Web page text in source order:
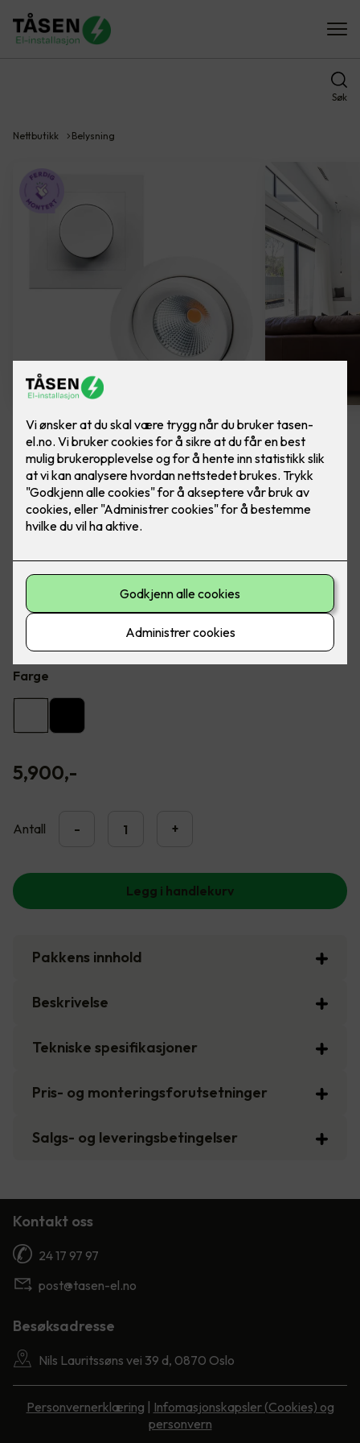
Søk
Nettbutikk Belysning
4 stk hvite LED downlights
rehab inkl. LED dimmer
Ferdig montert - Junistar ECO 2700 m/ LED
Flott LED downlight med 42 graders spredning og 30
graders vipp i to retninger til innendørs bruke, inkl. LED
dimmer. Inkludert montering.
Farge
5,900,-
Antall - +
Legg i handlekurv
Pakkens innhold
Beskrivelse
Tekniske spesifikasjoner
Pris- og monteringsforutsetninger
Salgs- og leveringsbetingelser
Kontakt oss
24 17 97 97
post@tasen-el.no
Besøksadresse
Nils Lauritssøns vei 39 d, 0870 Oslo
Personvernerklæring
Infomasjonskapsler (Cookies) og
personvern